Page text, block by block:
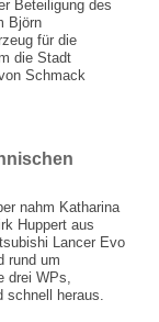
Beteiligung des
Björn
für die
die Stadt
Schmack
nahm Katharina
Huppert aus
Lancer Evo
rund um
drei WPs,
heraus.